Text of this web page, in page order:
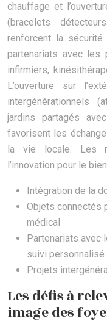
chauffage et
(bracelets
renforcent la
partenariats avec les
infirmiers,
L’ouverture sur
intergénérationnels
jardins partagés
favorisent les
la vie locale. Les
l’innovation pour le
Intégration de la
Objets connectés
médical
Partenariats avec
suivi personnalisé
Projets
Les défis à
image des